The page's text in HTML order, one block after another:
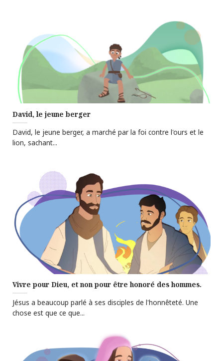
David, le jeune berger
David, le jeune berger, a marché par la foi contre l'ours et le
lion, sachant...
Vivre pour Dieu, et non pour être honoré des hommes.
Jésus a beaucoup parlé à ses disciples de l'honnêteté. Une
chose est que ce que...